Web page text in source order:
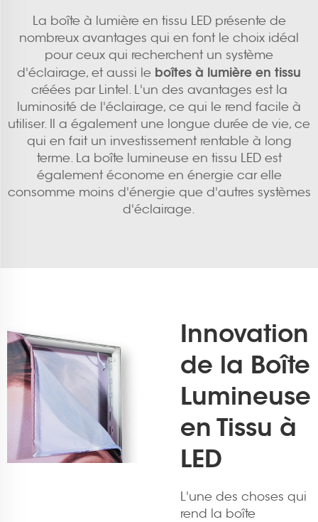
La boîte à lumière en tissu LED présente de
nombreux avantages qui en font le choix idéal
pour ceux qui recherchent un système
d'éclairage, et aussi le boîtes à lumière en tissu
créées par Lintel. L'un des avantages est la
luminosité de l'éclairage, ce qui le rend facile à
utiliser. Il a également une longue durée de vie, ce
qui en fait un investissement rentable à long
terme. La boîte lumineuse en tissu LED est
également économe en énergie car elle
consomme moins d'énergie que d'autres systèmes
d'éclairage.
Innovation
de la Boîte
Lumineuse
en Tissu à
LED
L'une des choses qui
rend la boîte